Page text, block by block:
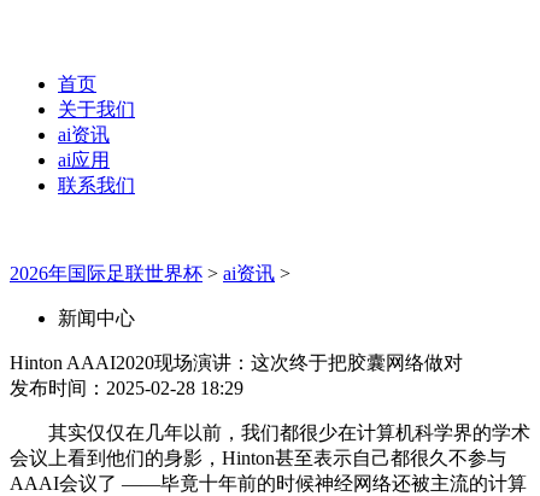
首页
关于我们
ai资讯
ai应用
联系我们
2026年国际足联世界杯 > ai资讯 >
新闻中心
Hinton AAAI2020现场演讲：这次终于把胶囊网络做对
发布时间：2025-02-28 18:29
其实仅仅在几年以前，我们都很少在计算机科学界的学术
会议上看到他们的身影，Hinton甚至表示自己都很久不参与
AAAI会议了 ——毕竟十年前的时候神经网络还被主流的计算